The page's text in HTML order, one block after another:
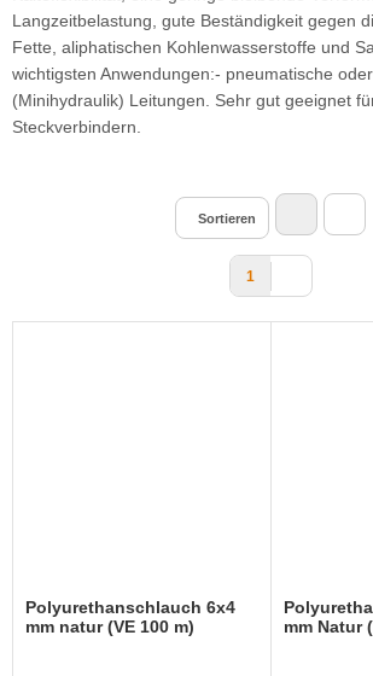
Langzeitbelastung, gute Beständigkeit gegen
Fette, aliphatischen Kohlenwasserstoffe und
wichtigsten Anwendungen:- pneumatische
(Minihydraulik) Leitungen. Sehr gut geeignet
Steckverbindern.
Sortieren
1
Polyurethanschlauch 6x4
mm natur (VE 100 m)
mm Natur